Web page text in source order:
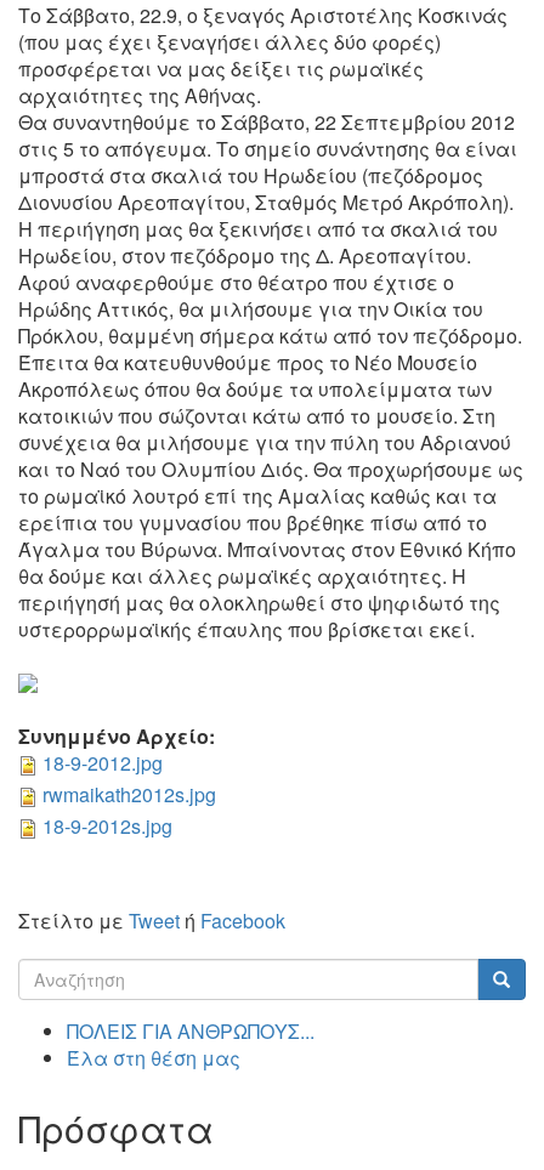
Το Σάββατο, 22.9, ο ξεναγός Αριστοτέλης Κοσκινάς
(που μας έχει ξεναγήσει άλλες δύο φορές)
προσφέρεται να μας δείξει τις ρωμαϊκές
αρχαιότητες της Αθήνας.
Θα συναντηθούμε το Σάββατο, 22 Σεπτεμβρίου 2012
στις 5 το απόγευμα. Το σημείο συνάντησης θα είναι
μπροστά στα σκαλιά του Ηρωδείου (πεζόδρομος
Διονυσίου Αρεοπαγίτου, Σταθμός Μετρό Ακρόπολη).
Η περιήγηση μας θα ξεκινήσει από τα σκαλιά του
Ηρωδείου, στον πεζόδρομο της Δ. Αρεοπαγίτου.
Αφού αναφερθούμε στο θέατρο που έχτισε ο
Ηρώδης Αττικός, θα μιλήσουμε για την Οικία του
Πρόκλου, θαμμένη σήμερα κάτω από τον πεζόδρομο.
Έπειτα θα κατευθυνθούμε προς το Νέο Μουσείο
Ακροπόλεως όπου θα δούμε τα υπολείμματα των
κατοικιών που σώζονται κάτω από το μουσείο. Στη
συνέχεια θα μιλήσουμε για την πύλη του Αδριανού
και το Ναό του Ολυμπίου Διός. Θα προχωρήσουμε ως
το ρωμαϊκό λουτρό επί της Αμαλίας καθώς και τα
ερείπια του γυμνασίου που βρέθηκε πίσω από το
Άγαλμα του Βύρωνα. Μπαίνοντας στον Εθνικό Κήπο
θα δούμε και άλλες ρωμαϊκές αρχαιότητες. Η
περιήγησή μας θα ολοκληρωθεί στο ψηφιδωτό της
υστερορρωμαϊκής έπαυλης που βρίσκεται εκεί.
Συνημμένο Αρχείο:
18-9-2012.jpg
rwmaikath2012s.jpg
18-9-2012s.jpg
Στείλτο με Tweet ή Facebook
Φόρμα
αναζήτησης
ΠΟΛΕΙΣ ΓΙΑ ΑΝΘΡΩΠΟΥΣ...
Έλα στη θέση μας
Πρόσφατα